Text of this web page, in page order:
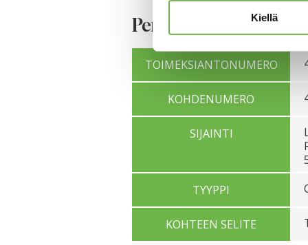
Kiellä
Perustiedot
TOIMEKSIANTONUMERO
KOHDENUMERO
SIJAINTI
TYYPPI
KOHTEEN SELITE